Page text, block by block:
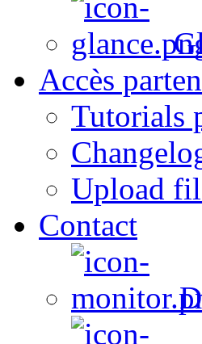
Accès
Tutorials
Upload
Contact